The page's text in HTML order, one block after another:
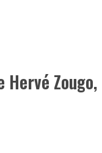
Hervé